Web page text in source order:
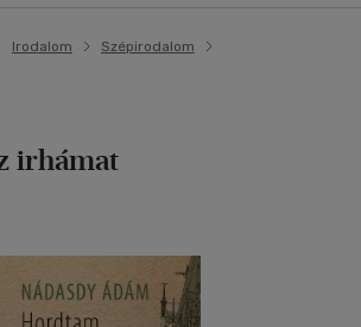
Irodalom
Szépirodalom
irhámat